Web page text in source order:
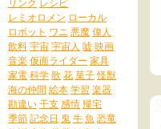
レミオロメン ローカル
ロボット ワニ 悪魔偉人
飲料宇宙宇宙人 嘘映画
音楽仮面ライダー 家具
家電科学歌 花菓子怪獣
海の仲間 絵本学習 楽器
勘違い干支 感情 帰宅
季節記念日 鬼牛魚 恐竜